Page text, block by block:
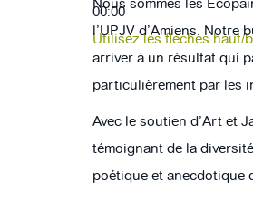
00:00
Utilisez les flèches haut/
Nous sommes les
l’UPJV d’Amiens.
arriver à un résultat qui
particulièrement par les
Avec le soutien d’Art et
témoignant de la
poétique et anecdotique